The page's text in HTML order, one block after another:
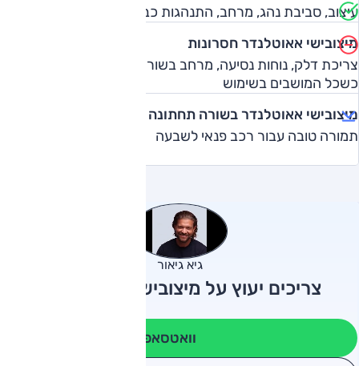
עיצוב, סביבת נהג, מרחב, התנהגות כביש, תא מטען, 7 מושבים
מיצובישי אאוטלנדר חסרונות
צריכת דלק, נוחות נסיעה, מרחב בשורה השלישית, תא מטען
כשכל המושבים בשימוש
מיצובישי אאוטלנדר בשורה תחתונה
תמורה טובה עבור רכב פנאי לשבעה
גיא גיאור
צריכים יעוץ על מיצובישי אאוטלנדר?
וואטסאפ